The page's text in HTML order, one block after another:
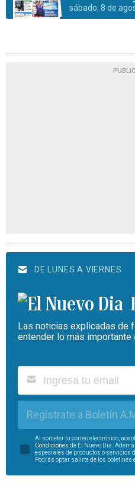
sábado, 8 de
DE LUNES A VIERNES
Las noticias explicadas de
entender lo más importante
Regístrate a Boletín
Al someter tu correo electrónico,
Condiciones de El Nuevo Día.
especiales de productos o servicios
Podrás optar salirte de los boletines